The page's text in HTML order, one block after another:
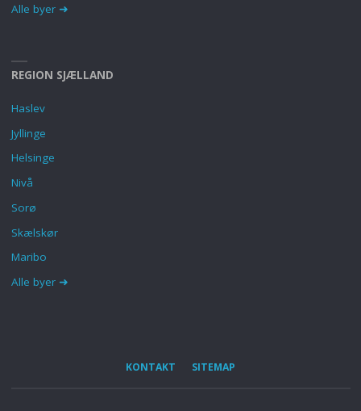
Alle byer ➜
REGION SJÆLLAND
Haslev
Jyllinge
Helsinge
Nivå
Sorø
Skælskør
Maribo
Alle byer ➜
KONTAKT SITEMAP